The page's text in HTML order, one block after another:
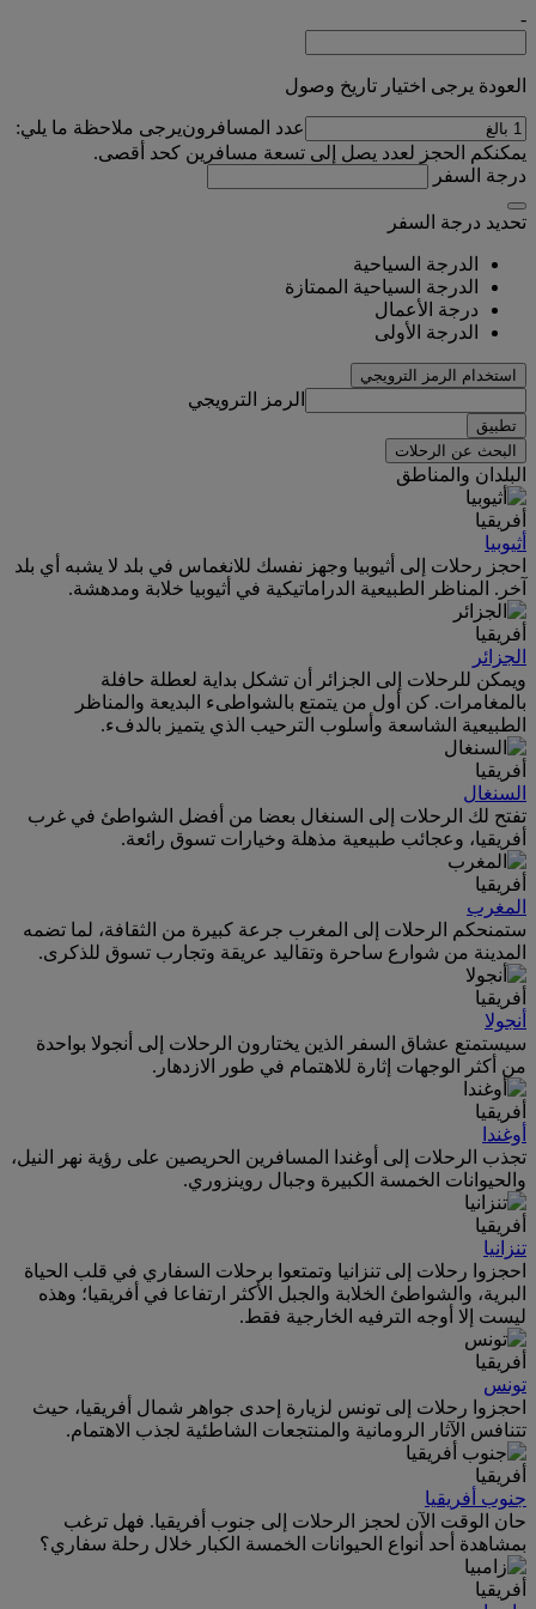
-
العودة يرجى اختيار تاريخ وصول
عدد المسافرونيرجى ملاحظة ما يلي:
يمكنكم الحجز لعدد يصل إلى تسعة مسافرين كحد أقصى.
درجة السفر
تحديد درجة السفر
الدرجة السياحية
الدرجة السياحية الممتازة
درجة الأعمال
الدرجة الأولى
استخدام الرمز الترويجي
الرمز الترويجي
تطبيق
البحث عن الرحلات
البلدان والمناطق
أفريقيا
أثيوبيا
احجز رحلات إلى أثيوبيا وجهز نفسك للانغماس في بلد لا يشبه أي بلد
آخر. المناظر الطبيعية الدراماتيكية في أثيوبيا خلابة ومدهشة.
أفريقيا
الجزائر
ويمكن للرحلات إلى الجزائر أن تشكل بداية لعطلة حافلة
بالمغامرات. كن أول من يتمتع بالشواطىء البديعة والمناظر
الطبيعية الشاسعة وأسلوب الترحيب الذي يتميز بالدفء.
أفريقيا
السنغال
تفتح لك الرحلات إلى السنغال بعضا من أفضل الشواطئ في غرب
أفريقيا، وعجائب طبيعية مذهلة وخيارات تسوق رائعة.
أفريقيا
المغرب
ستمنحكم الرحلات إلى المغرب جرعة كبيرة من الثقافة، لما تضمه
المدينة من شوارع ساحرة وتقاليد عريقة وتجارب تسوق للذكرى.
أفريقيا
أنجولا
سيستمتع عشاق السفر الذين يختارون الرحلات إلى أنجولا بواحدة
من أكثر الوجهات إثارة للاهتمام في طور الازدهار.
أفريقيا
أوغندا
تجذب الرحلات إلى أوغندا المسافرين الحريصين على رؤية نهر النيل،
والحيوانات الخمسة الكبيرة وجبال روينزوري.
أفريقيا
تنزانيا
احجزوا رحلات إلى تنزانيا وتمتعوا برحلات السفاري في قلب الحياة
البرية، والشواطئ الخلابة والجبل الأكثر ارتفاعا في أفريقيا؛ وهذه
ليست إلا أوجه الترفيه الخارجية فقط.
أفريقيا
تونس
احجزوا رحلات إلى تونس لزيارة إحدى جواهر شمال أفريقيا، حيث
تتنافس الآثار الرومانية والمنتجعات الشاطئية لجذب الاهتمام.
أفريقيا
جنوب أفريقيا
حان الوقت الآن لحجز الرحلات إلى جنوب أفريقيا. فهل ترغب
بمشاهدة أحد أنواع الحيوانات الخمسة الكبار خلال رحلة سفاري؟
أفريقيا